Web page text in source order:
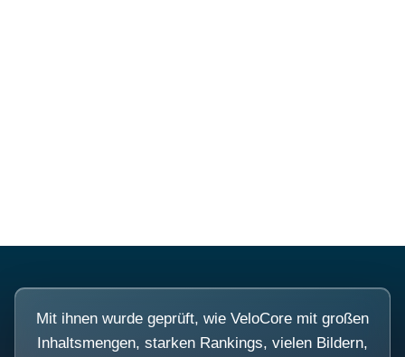
Mit ihnen wurde geprüft, wie VeloCore mit großen
Inhaltsmengen, starken Rankings, vielen Bildern,